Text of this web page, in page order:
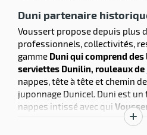
Duni partenaire
Voussert propose depuis plus
professionnels, collectivités,
gamme Duni qui comprend
serviettes Dunilin, rouleaux de
nappes, tête à tête et chemin
juponnage Dunicel. Duni est
nappes intissé avec qui
car